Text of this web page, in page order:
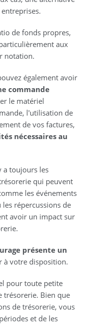
de fonds propres,
aux
notation.
également avoir
commande
le matériel
l'utilisation de
de vos factures,
nécessaires au
a toujours les
qui peuvent
les événements
répercussions de
avoir un impact sur
présente un
à votre disposition.
pour toute petite
trésorerie. Bien que
de trésorerie, vous
et de les